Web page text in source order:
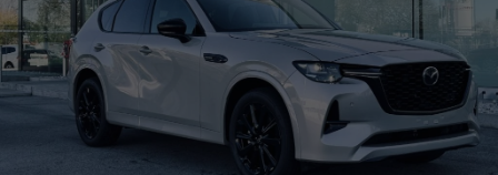
Novità Sui Nostri Veicoli
Lavora Con Noi